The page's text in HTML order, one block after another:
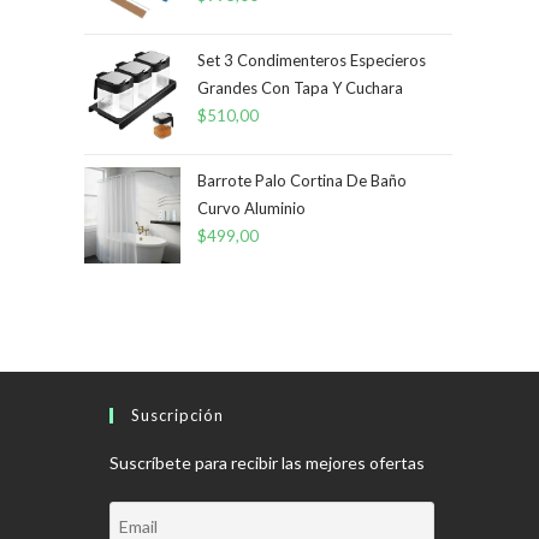
Set 3 Condimenteros Especieros
Grandes Con Tapa Y Cuchara
$510,00
Barrote Palo Cortina De Baño
Curvo Aluminio
$499,00
Suscripción
Suscríbete para recibir las mejores ofertas